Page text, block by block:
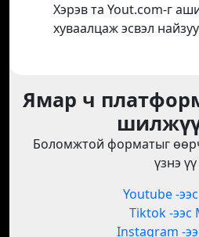
Хэрэв та Yout.com-г
хуваалцаж эсвэл
Ямар ч
Боломжтой форматыг
үзнэ үү
Youtube -
Tiktok -ээс
Instagram -